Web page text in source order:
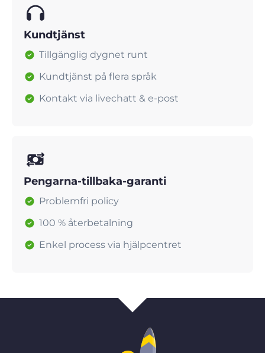
Kundtjänst
Tillgänglig dygnet runt
Kundtjänst på flera språk
Kontakt via livechatt & e-post
Pengarna-tillbaka-garanti
Problemfri policy
100 % återbetalning
Enkel process via hjälpcentret